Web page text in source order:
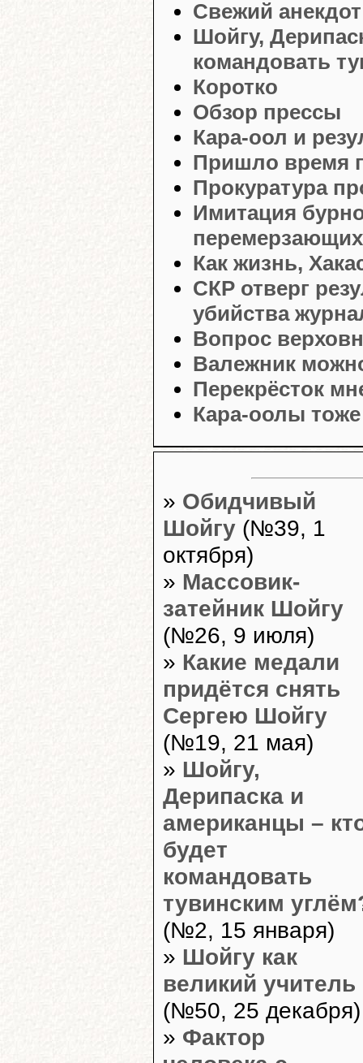
Свежий анекдот
Шойгу,
командовать
Коротко
Обзор прессы
Кара-оол и
Пришло время
Прокуратура
Имитация
Как жизнь,
СКР отверг
убийства
Вопрос
Валежник
Перекрёсток
Кара-оолы тоже
» Обидчивый
Шойгу (№39, 1
октября)
» Массовик-
затейник Шойгу
(№26, 9 июля)
» Какие медали
придётся снять
Сергею Шойгу
(№19, 21 мая)
» Шойгу,
Дерипаска и
американцы –
будет
командовать
тувинским
(№2, 15 января)
» Шойгу как
великий учитель
(№50, 25 декабря)
» Фактор